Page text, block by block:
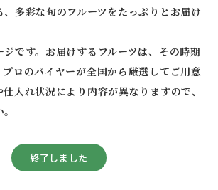
多彩な旬のフルーツをたっぷりとお届け
です。お届けするフルーツは、その時期
プロのバイヤーが全国から厳選してご用意
入れ状況により内容が異なりますので、
終了しました